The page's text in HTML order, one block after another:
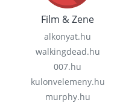
Film & Zene
alkonyat.hu
walkingdead.hu
007.hu
kulonvelemeny.hu
murphy.hu